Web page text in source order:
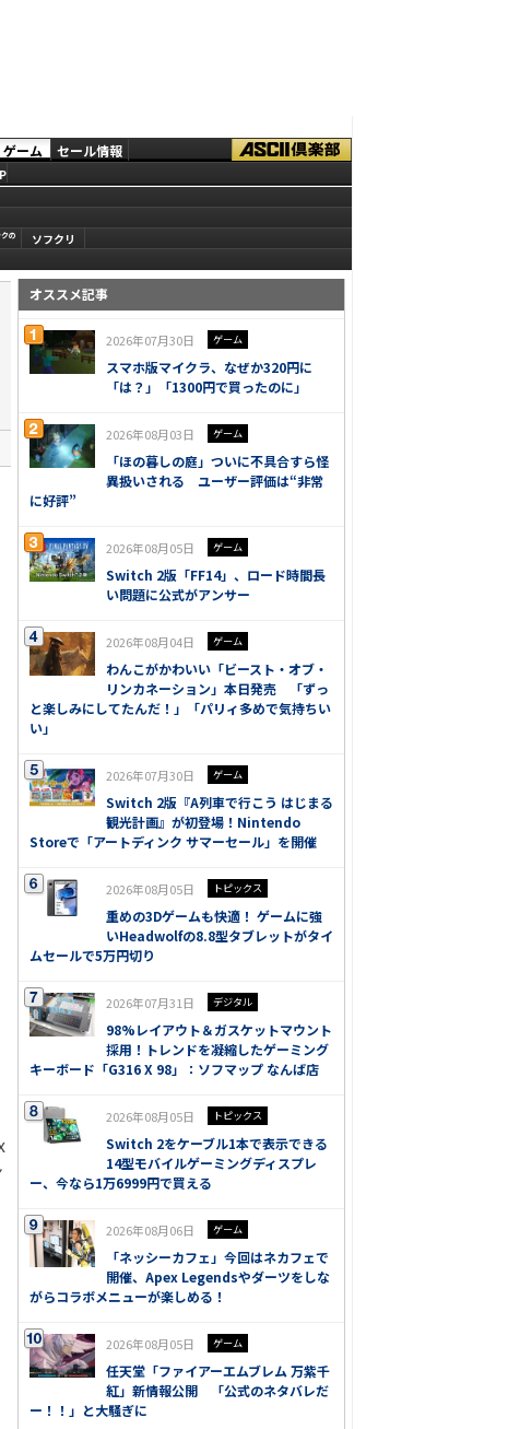
ゲーム セール情報
の
ソフクリ
オススメ記事
2026年07月30日 ゲーム
スマホ版マイクラ、なぜか320円に
「は？」「1300円で買ったのに」
2026年08月03日 ゲーム
「ほの暮しの庭」ついに不具合すら怪
異扱いされる ユーザー評価は“非常
に好評”
2026年08月05日 ゲーム
Switch 2版「FF14」、ロード時間長
い問題に公式がアンサー
2026年08月04日 ゲーム
わんこがかわいい「ビースト・オブ・
リンカネーション」本日発売 「ずっ
と楽しみにしてたんだ！」「パリィ多めで気持ちい
い」
2026年07月30日 ゲーム
Switch 2版『A列車で行こう はじまる
観光計画』が初登場！Nintendo
Storeで「アートディンク サマーセール」を開催
2026年08月05日 トピックス
重めの3Dゲームも快適！ ゲームに強
いHeadwolfの8.8型タブレットがタイ
ムセールで5万円切り
2026年07月31日 デジタル
98%レイアウト＆ガスケットマウント
採用！トレンドを凝縮したゲーミング
キーボード「G316 X 98」：ソフマップ なんば店
2026年08月05日 トピックス
Switch 2をケーブル1本で表示できる
14型モバイルゲーミングディスプレ
ー、今なら1万6999円で買える
2026年08月06日 ゲーム
「ネッシーカフェ」今回はネカフェで
開催、Apex Legendsやダーツをしな
がらコラボメニューが楽しめる！
2026年08月05日 ゲーム
任天堂「ファイアーエムブレム 万紫千
紅」新情報公開 「公式のネタバレだ
ー！！」と大騒ぎに